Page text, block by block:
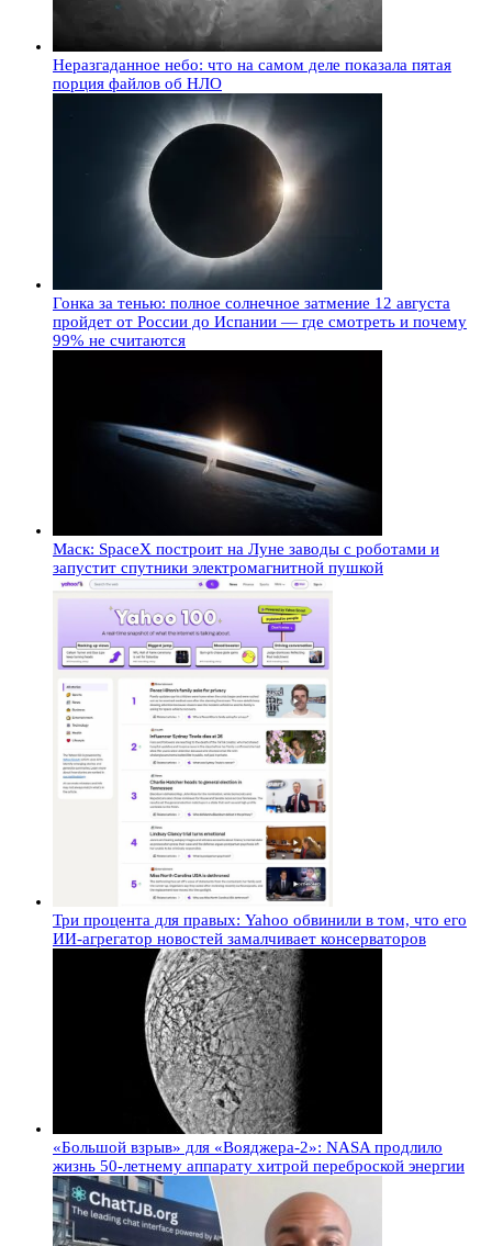
Неразгаданное небо: что на самом деле показала пятая
порция файлов об НЛО
Гонка за тенью: полное солнечное затмение 12 августа
пройдет от России до Испании — где смотреть и почему
99% не считаются
Маск: SpaceX построит на Луне заводы с роботами и
запустит спутники электромагнитной пушкой
Три процента для правых: Yahoo обвинили в том, что его
ИИ-агрегатор новостей замалчивает консерваторов
«Большой взрыв» для «Вояджера-2»: NASA продлило
жизнь 50-летнему аппарату хитрой переброской энергии